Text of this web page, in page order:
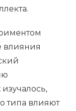
влияния
типа влияют